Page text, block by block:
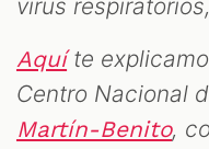
virus
Aquíte
Centro Nacional
Martín-Benito,